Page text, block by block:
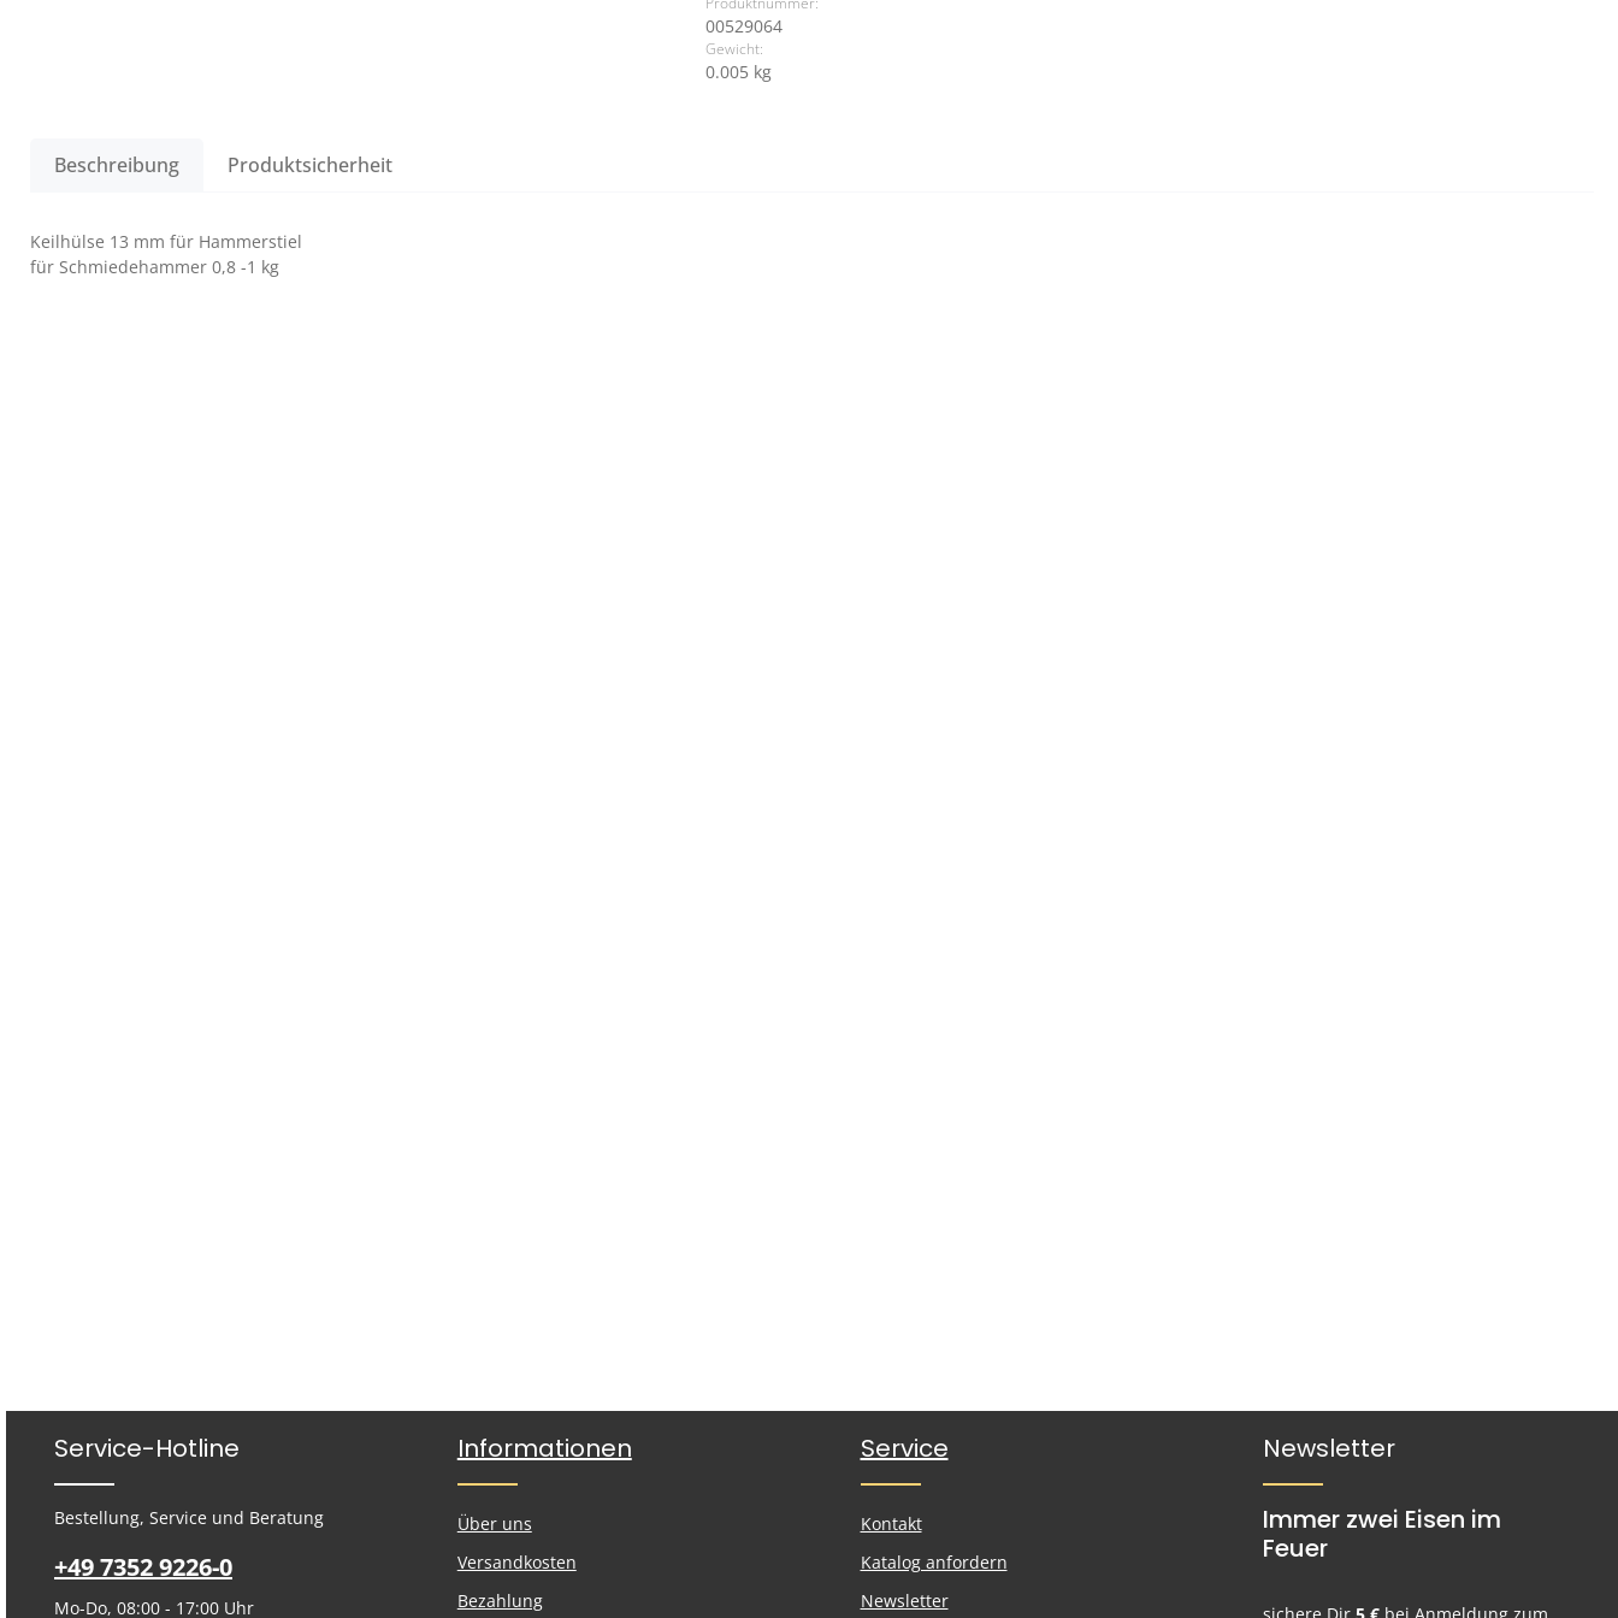
00529064
Gewicht:
0.005 kg
Beschreibung Produktsicherheit
Keilhülse 13 mm für Hammerstiel
für Schmiedehammer 0,8 -1 kg
Service-Hotline
Bestellung, Service und Beratung
+49 7352 9226-0
Mo-Do, 08:00 - 17:00 Uhr
Informationen
Über uns
Versandkosten
Bezahlung
Service
Kontakt
Katalog anfordern
Newsletter
Newsletter
Immer zwei Eisen im
Feuer